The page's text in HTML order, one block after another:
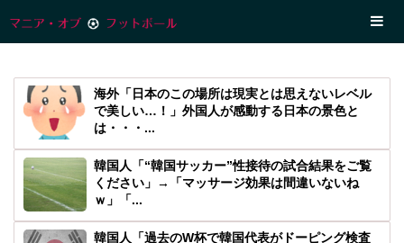
海外「日本のこの場所は現実とは思えないレベル
で美しい…！」外国人が感動する日本の景色と
は・・・...
韓国人「“韓国サッカー”性接待の試合結果をご覧
ください」→「マッサージ効果は間違いないね
ｗ」「...
韓国人「過去のW杯で韓国代表がドーピング検査